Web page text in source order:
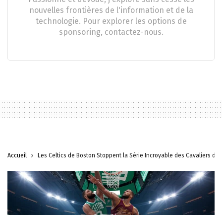
nouvelles frontières de l'information et de la
technologie. Pour explorer les options de
sponsoring, contactez-nous.
Accueil Les Celtics de Boston Stoppent la Série Incroyable des Cavaliers de